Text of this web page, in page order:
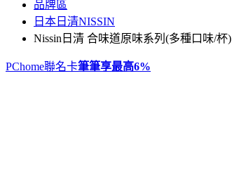
品牌區
日本日清NISSIN
Nissin日清 合味道原味系列(多種口味/杯)
PChome聯名卡筆筆享最高6%